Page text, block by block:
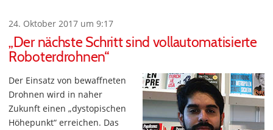
24. Oktober 2017 um 9:17
„Der nächste Schritt sind vollautomatisierte
Roboterdrohnen“
Der Einsatz von bewaffneten
Drohnen wird in naher
Zukunft einen „dystopischen
Höhepunkt“ erreichen. Das